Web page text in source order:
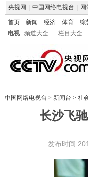
央视网 中国网络电视台
首页 新闻 经济 体育 综
电视
频道大全 栏目大全
中国网络电视台 > 新闻台 > 社
长沙飞
发布时间